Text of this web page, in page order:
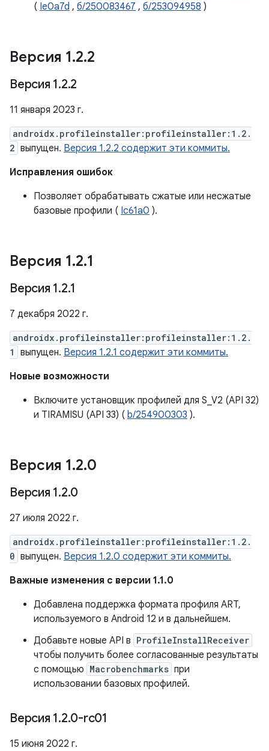
( Ie0a7d , б/250083467 , б/253094958 )
Версия 1.2.2
Версия 1.2.2
11 января 2023 г.
androidx.profileinstaller:profileinstaller:1.2.
2 выпущен. Версия 1.2.2 содержит эти коммиты.
Исправления ошибок
Позволяет обрабатывать сжатые или несжатые
базовые профили ( Ic61a0 ).
Версия 1.2.1
Версия 1.2.1
7 декабря 2022 г.
androidx.profileinstaller:profileinstaller:1.2.
1
выпущен. Версия 1.2.1 содержит эти коммиты.
Новые возможности
Включите установщик профилей для S_V2 (API 32)
и TIRAMISU (API 33) ( b/254900303 ).
Версия 1.2.0
Версия 1.2.0
27 июля 2022 г.
androidx.profileinstaller:profileinstaller:1.2.
0 выпущен. Версия 1.2.0 содержит эти коммиты.
Важные изменения с версии 1.1.0
Добавлена ​​поддержка формата профиля ART,
используемого в Android 12 и в дальнейшем.
Добавьте новые API в ProfileInstallReceiver
чтобы получить более согласованные результаты
с помощью Macrobenchmarks при
использовании базовых профилей.
Версия 1.2.0-rc01
15 июня 2022 г.